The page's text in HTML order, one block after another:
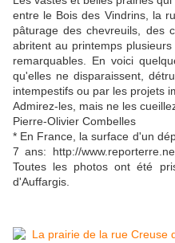
entre le Bois des Vindrins, la
pâturage des chevreuils, des
abritent au printemps
remarquables. En voici
qu'elles ne disparaissent,
intempestifs ou par les projets
Admirez-les, mais ne les
Pierre-Olivier Combelles
* En France, la surface d'un
7 ans: http://
Toutes les photos ont été
d'Auffargis.